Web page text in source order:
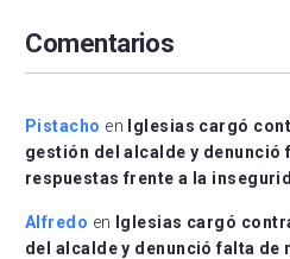
Comentarios
Pistacho en
Iglesias cargó
gestión del alcalde y denunció
respuestas frente a la
Alfredo en
Iglesias cargó
del alcalde y denunció falta de